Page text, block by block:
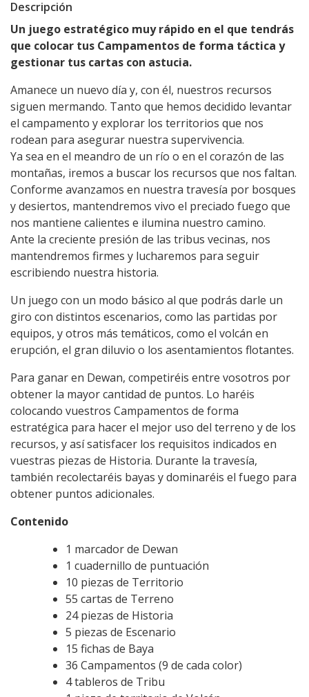
Descripción
Un juego estratégico muy rápido en el que tendrás
que colocar tus Campamentos de forma táctica y
gestionar tus cartas con astucia.
Amanece un nuevo día y, con él, nuestros recursos
siguen mermando. Tanto que hemos decidido levantar
el campamento y explorar los territorios que nos
rodean para asegurar nuestra supervivencia.
Ya sea en el meandro de un río o en el corazón de las
montañas, iremos a buscar los recursos que nos faltan.
Conforme avanzamos en nuestra travesía por bosques
y desiertos, mantendremos vivo el preciado fuego que
nos mantiene calientes e ilumina nuestro camino.
Ante la creciente presión de las tribus vecinas, nos
mantendremos firmes y lucharemos para seguir
escribiendo nuestra historia.
Un juego con un modo básico al que podrás darle un
giro con distintos escenarios, como las partidas por
equipos, y otros más temáticos, como el volcán en
erupción, el gran diluvio o los asentamientos flotantes.
Para ganar en Dewan, competiréis entre vosotros por
obtener la mayor cantidad de puntos. Lo haréis
colocando vuestros Campamentos de forma
estratégica para hacer el mejor uso del terreno y de los
recursos, y así satisfacer los requisitos indicados en
vuestras piezas de Historia. Durante la travesía,
también recolectaréis bayas y dominaréis el fuego para
obtener puntos adicionales.
Contenido
1 marcador de Dewan
1 cuadernillo de puntuación
10 piezas de Territorio
55 cartas de Terreno
24 piezas de Historia
5 piezas de Escenario
15 fichas de Baya
36 Campamentos (9 de cada color)
4 tableros de Tribu